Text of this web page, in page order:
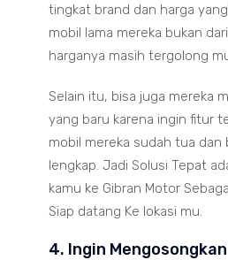
tingkat brand dan harga
mobil lama mereka bukan
harganya masih tergolong
Selain itu, bisa juga mereka
yang baru karena ingin fitur
mobil mereka sudah tua dan
lengkap. Jadi Solusi Tepat
kamu ke Gibran Motor
Siap datang Ke lokasi mu.
4. Ingin